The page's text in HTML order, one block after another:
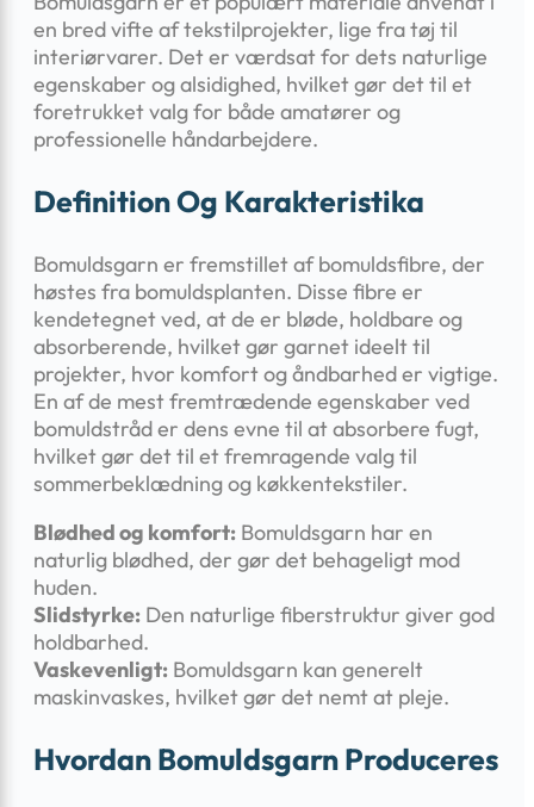
en bred vifte af tekstilprojekter, lige fra tøj til
interiørvarer. Det er værdsat for dets naturlige
egenskaber og alsidighed, hvilket gør det til et
foretrukket valg for både amatører og
professionelle håndarbejdere.
Definition Og Karakteristika
Bomuldsgarn er fremstillet af bomuldsfibre, der
høstes fra bomuldsplanten. Disse fibre er
kendetegnet ved, at de er bløde, holdbare og
absorberende, hvilket gør garnet ideelt til
projekter, hvor komfort og åndbarhed er vigtige.
En af de mest fremtrædende egenskaber ved
bomuldstråd er dens evne til at absorbere fugt,
hvilket gør det til et fremragende valg til
sommerbeklædning og køkkentekstiler.
Blødhed og komfort: Bomuldsgarn har en
naturlig blødhed, der gør det behageligt mod
huden.
Slidstyrke: Den naturlige fiberstruktur giver god
holdbarhed.
Vaskevenligt: Bomuldsgarn kan generelt
maskinvaskes, hvilket gør det nemt at pleje.
Hvordan Bomuldsgarn Produceres